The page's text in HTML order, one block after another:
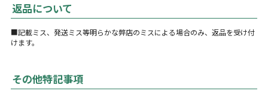
返品について
■記載ミス、発送ミス等明らかな弊店のミスによる場合のみ、返品を受け付
けます。
その他特記事項